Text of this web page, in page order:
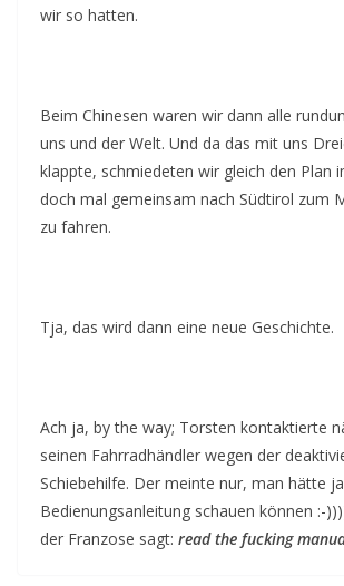
wir so hatten.
Beim Chinesen waren wir dann alle
uns und der Welt. Und da das mit uns
klappte, schmiedeten wir gleich den Plan
doch mal gemeinsam nach Südtirol zum
zu fahren.
Tja, das wird dann eine neue Geschichte.
Ach ja, by the way; Torsten kontaktierte
seinen Fahrradhändler wegen der
Schiebehilfe. Der meinte nur, man hätte
Bedienungsanleitung schauen können :-
der Franzose sagt: read the fucking